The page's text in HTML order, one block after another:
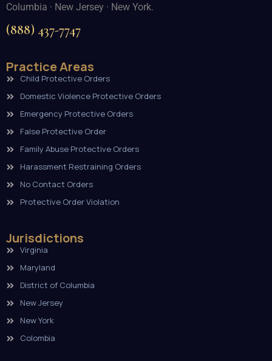
Columbia · New Jersey · New York.
(888) 437-7747
Practice Areas
Child Protective Orders
Domestic Violence Protective Orders
Emergency Protective Orders
False Protective Order
Family Abuse Protective Orders
Harassment Restraining Orders
No Contact Orders
Protective Order Violation
Jurisdictions
Virginia
Maryland
District of Columbia
New Jersey
New York
Colombia